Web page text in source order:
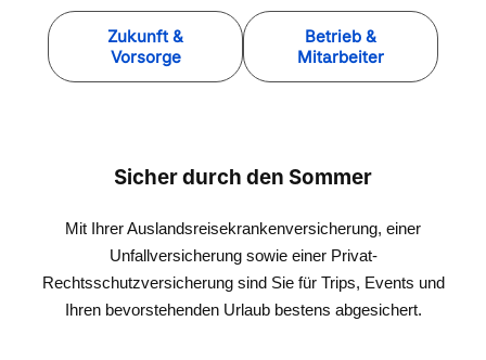
Zukunft &
Vorsorge
Betrieb &
Mitarbeiter
Sicher durch den Sommer
Mit Ihrer Auslandsreisekrankenversicherung, einer
Unfallversicherung sowie einer Privat-
Rechtsschutzversicherung sind Sie für Trips, Events und
Ihren bevorstehenden Urlaub bestens abgesichert.